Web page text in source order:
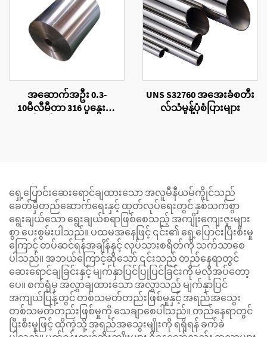
အဆောက်အဦး 0.3-
10မီလီမီတာ 316 ပူနွေးစွာ
UNS S32760 အအေးခံစတီး
လ်သံမှုန့်ပုံစံပြားများ
ရှေ့ပြောင်းဆေးရောင်ချထားသော အလူမီနီယမ်ကွိုင်သည်
ခေတ်မှီတည်ဆောက်ရေးနှင့် ထုတ်လုပ်ရေးတွင် နှစ်သက်စွာ
ရွေးချယ်သော ရွေးချယ်စရာဖြစ်စေသည့် အကျိုးကျေးဇူးများ
စွာ ပေးစွမ်းပါသည်။ ပထမအနေဖြင့် ၎င်း၏ ရှေ့ပြောင်းပြီးစီးမှု
ကြောင့် တပ်ဆင်ရန်အချိန်နှင့် လုပ်သားစရိတ်ကို သက်သာစေ
ပါသည်။ အဘယ်ကြောင့်ဆိုသော် ၎င်းသည် တည်နေရာတွင်
ဆေးရောင်ချခြင်းနှင့် မျက်နှာပြင်ပြုပြင်ခြင်းကို မလိုအပ်တော့
ပေ။ စက်ရုံမှ အလွှာချထားသော အလွှာသည် မျက်နှာပြင်
အကျယ်ပြန့်တွင် တစ်သမတ်တည်းဖြစ်မှုနှင့် အရည်အသွေး
တစ်သမတ်တည်းဖြစ်မှုကို သေချာစေပါသည်။ တည်နေရာတွင်
ပြီးစီးမှုဖြင့် ထိုကဲ့သို့ အရည်အသွေးမျိုးကို ရရှိရန် ခက်ခဲ